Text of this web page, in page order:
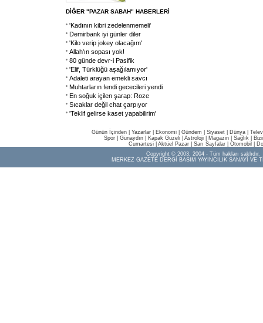
DİĞER "PAZAR SABAH" HABERLERİ
'Kadının kibri zedelenmemeli'
Demirbank iyi günler diler
'Kilo verip jokey olacağım'
Allah'ın sopası yok!
80 günde devr-i Pasifik
'Elif, Türklüğü aşağılamıyor'
Adaleti arayan emekli savcı
Muhtarların fendi gececileri yendi
En soğuk içilen şarap: Roze
Sıcaklar değil chat çarpıyor
'Teklif gelirse kaset yapabilirim'
Günün İçinden Yazarlar Ekonomi Gündem Siyaset Dünya |
Spor
Günaydın Kapak Güzeli Astroloji Magazin Sağlık
Cumartesi| Aktüel Pazar| Sarı Sayfalar| Otomobil
Copyright © 2003, 2004 - Tüm hakları saklıdır.
MERKEZ GAZETE DERGİ BASIM YAYINCILIK SANAYİ VE